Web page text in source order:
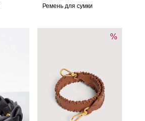
Ремень для сумки
%